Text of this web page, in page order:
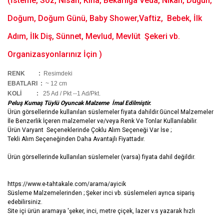
Doğum, Doğum Günü, Baby Shower,Vaftiz, Bebek, İlk
Adım, İlk Diş, Sünnet, Mevlud, Mevlüt Şekeri vb.
Organizasyonlarınız İçin )
RENK :
Resimdeki
EBATLARI : ~ 12 cm
KOLİ
: 25 Ad / Pkt --1 Ad/Pkt.
Peluş Kumaş Tüylü Oyuncak Malzeme İmal Edilmiştir.
Ürün görsellerinde kullanılan süslemeler fiyata dahildir.Güncel Malzemeler
İle Benzerlik İçeren malzemeler ve/veya Renk Ve Tonlar Kullanılabilir.
Ürün Varyant Seçeneklerinde Çoklu Alım Seçeneği Var İse ;
Tekli Alım Seçeneğinden Daha Avantajlı Fiyattadır.
Ürün görsellerinde kullanılan süslemeler (varsa) fiyata dahil değildir.
https://www.e-tahtakale.com/arama/ayicik
Süsleme Malzemelerinden ; Şeker inci vb. süslemeleri ayrıca sipariş
edebilirsiniz.
Site içi ürün aramaya 'şeker, inci, metre çiçek, lazer v.s yazarak hızlı